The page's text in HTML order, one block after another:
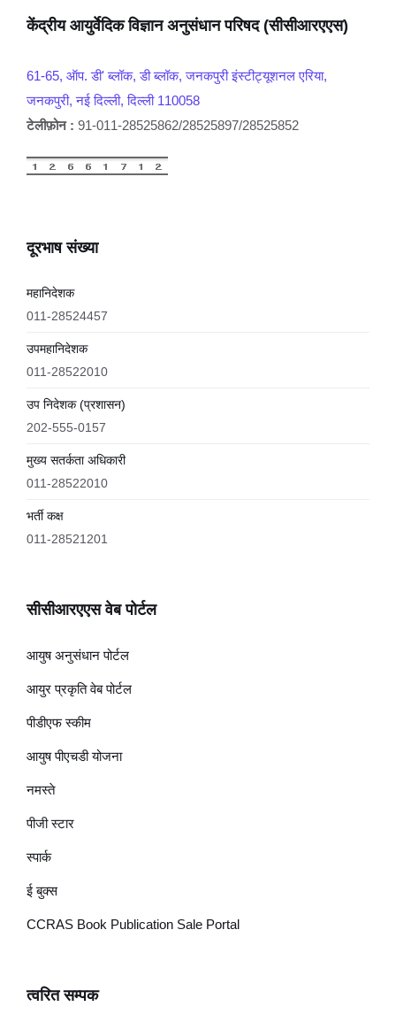
केंद्रीय आयुर्वेदिक विज्ञान अनुसंधान परिषद (सीसीआरएएस)
61-65, ऑप. डी' ब्लॉक, डी ब्लॉक, जनकपुरी इंस्टीट्यूशनल एरिया,
जनकपुरी, नई दिल्ली, दिल्ली 110058
टेलीफ़ोन : 91-011-28525862/28525897/28525852
दूरभाष संख्या
महानिदेशक
011-28524457
उपमहानिदेशक
011-28522010
उप निदेशक (प्रशासन)
202-555-0157
मुख्य सतर्कता अधिकारी
011-28522010
भर्ती कक्ष
011-28521201
सीसीआरएएस वेब पोर्टल
आयुष अनुसंधान पोर्टल
आयुर प्रकृति वेब पोर्टल
पीडीएफ स्कीम
आयुष पीएचडी योजना
नमस्ते
पीजी स्टार
स्पार्क
ई बुक्स
CCRAS Book Publication Sale Portal
त्वरित सम्पक